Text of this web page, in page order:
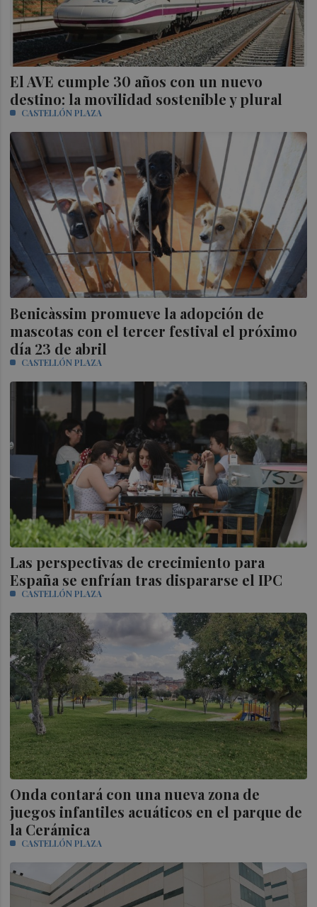
El AVE cumple 30 años con un nuevo
destino: la movilidad sostenible y plural
CASTELLÓN PLAZA
Benicàssim promueve la adopción de
mascotas con el tercer festival el próximo
día 23 de abril
CASTELLÓN PLAZA
Las perspectivas de crecimiento para
España se enfrían tras dispararse el IPC
CASTELLÓN PLAZA
Onda contará con una nueva zona de
juegos infantiles acuáticos en el parque de
la Cerámica
CASTELLÓN PLAZA